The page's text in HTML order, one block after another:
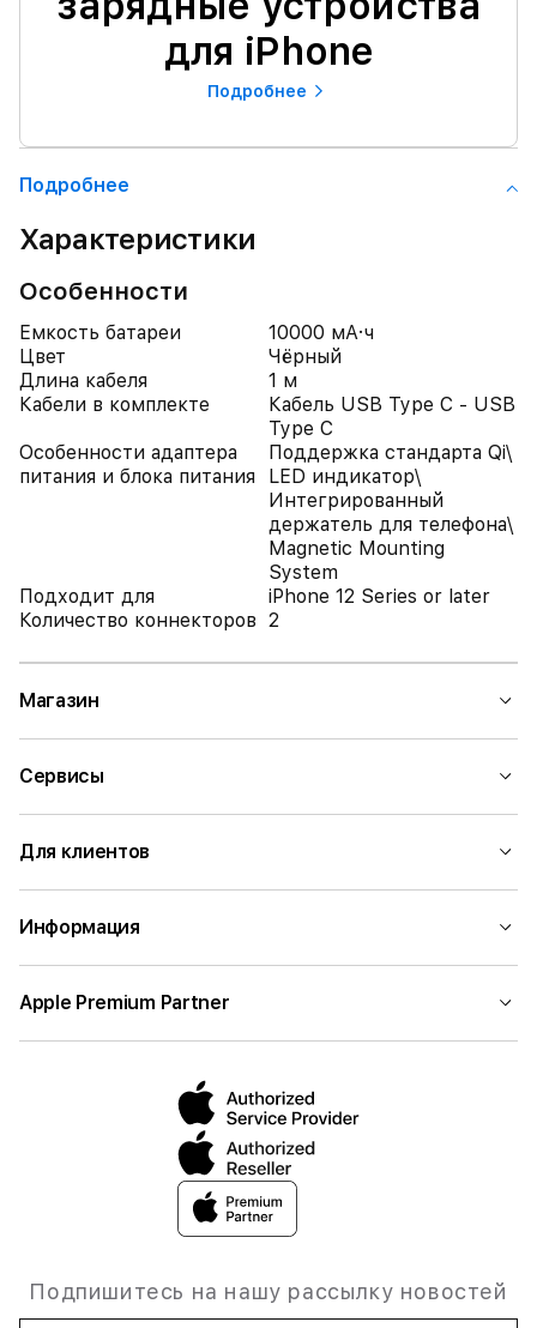
для iPhone
Подробнее
Подробнее
Характеристики
Особенности
Емкость батареи
10000 мА·ч
Цвет
Чёрный
Длина кабеля
1 м
Кабели в комплекте
Кабель USB Type C - USB
Type C
Особенности адаптера
питания и блока питания
Поддержка стандарта Qi\
LED индикатор\
Интегрированный
держатель для телефона\
Magnetic Mounting
System
Подходит для
iPhone 12 Series or later
Количество коннекторов 2
Магазин
Сервисы
Для клиентов
Информация
Apple Premium Partner
Подпишитесь на нашу рассылку новостей